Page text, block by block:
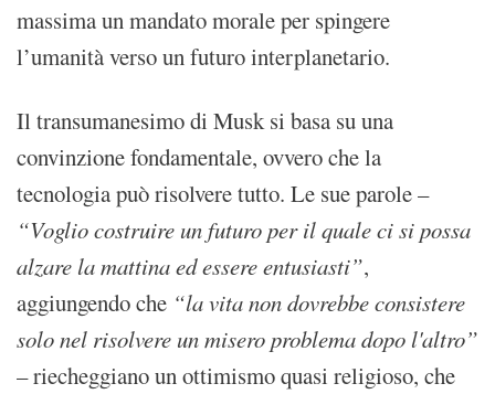
massima un mandato morale per spingere
l’umanità verso un futuro interplanetario.
Il transumanesimo di Musk si basa su una
convinzione fondamentale, ovvero che la
tecnologia può risolvere tutto. Le sue parole –
“Voglio costruire un futuro per il quale ci si possa
alzare la mattina ed essere entusiasti”,
aggiungendo che “la vita non dovrebbe consistere
solo nel risolvere un misero problema dopo l'altro”
– riecheggiano un ottimismo quasi religioso, che